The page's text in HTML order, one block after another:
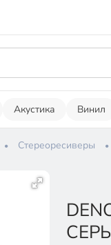
Акустика Винил
Стереоресиверы